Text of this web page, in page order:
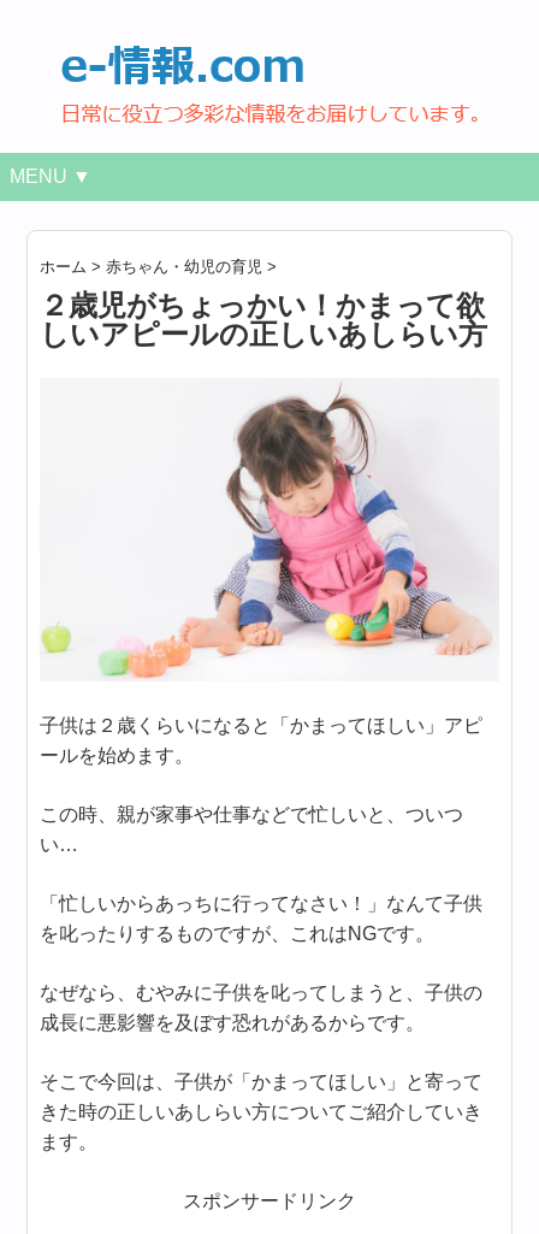
MENU ▼
ホーム >赤ちゃん・幼児の育児 >
２歳児がちょっかい！かまって欲
しいアピールの正しいあしらい方
子供は２歳くらいになると「かまってほしい」アピ
ールを始めます。
この時、親が家事や仕事などで忙しいと、ついつ
い…
「忙しいからあっちに行ってなさい！」なんて子供
を叱ったりするものですが、これはNGです。
なぜなら、むやみに子供を叱ってしまうと、子供の
成長に悪影響を及ぼす恐れがあるからです。
そこで今回は、子供が「かまってほしい」と寄って
きた時の正しいあしらい方についてご紹介していき
ます。
スポンサードリンク